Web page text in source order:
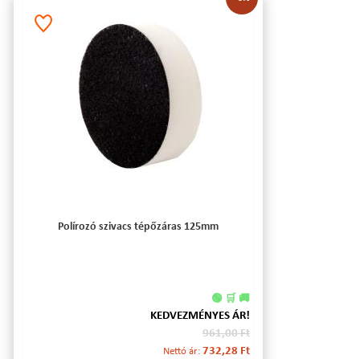
Polírozó szivacs tépőzáras 125mm
🟢 🛒 🚚
KEDVEZMÉNYES ÁR!
961,00 Ft
Nettó ár: 732,28 Ft